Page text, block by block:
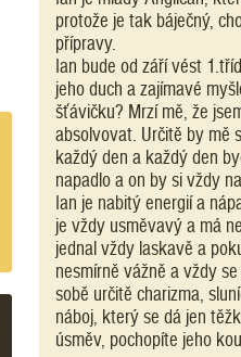
protože je tak báječný,
přípravy.
Ian bude od září vést
jeho duch a zajímavé
šťávičku? Mrzí mě, že
absolvovat. Určitě by mě
každý den a každý den
napadlo a on by si vždy
Ian je nabitý energií a
je vždy usměvavý a má
jednal vždy laskavě a
nesmírně vážně a vždy
sobě určitě charizma,
náboj, který se dá jen
úsměv, pochopíte jeho